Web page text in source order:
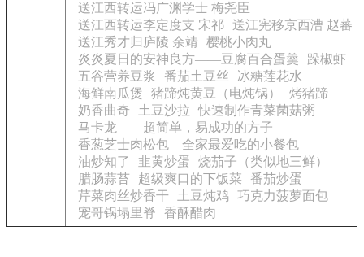
送江西转运冯广渊学士 梅尧臣
送江西转运李定度支 宋祁
送江宪移京西漕 赵蕃
送江秀才归庐陵 余靖
樱桃小肉丸
炎炎夏日的安神良方——豆腐百合蛋羹
跺椒虾
五谷营养豆浆
番茄土豆丝
冰糖莲花水
海鲜南瓜煲
猪蹄炖黄豆（电炖锅）
烤猪蹄
奶香曲奇
土豆沙拉
快速制作青菜菌菇粥
马卡龙——超简单，易成功的方子
香葱芝士肉松包—全家最爱吃的小餐包
油炒知了
韭黄炒蛋
烧茄子（类似地三鲜）
腊肠蒜苔
超级爽口的下饭菜
番茄炒蛋
芹菜肉丝炒香干
土豆炖鸡 巧克力菠萝面包
宠哥锅塌里脊
香酥醋肉